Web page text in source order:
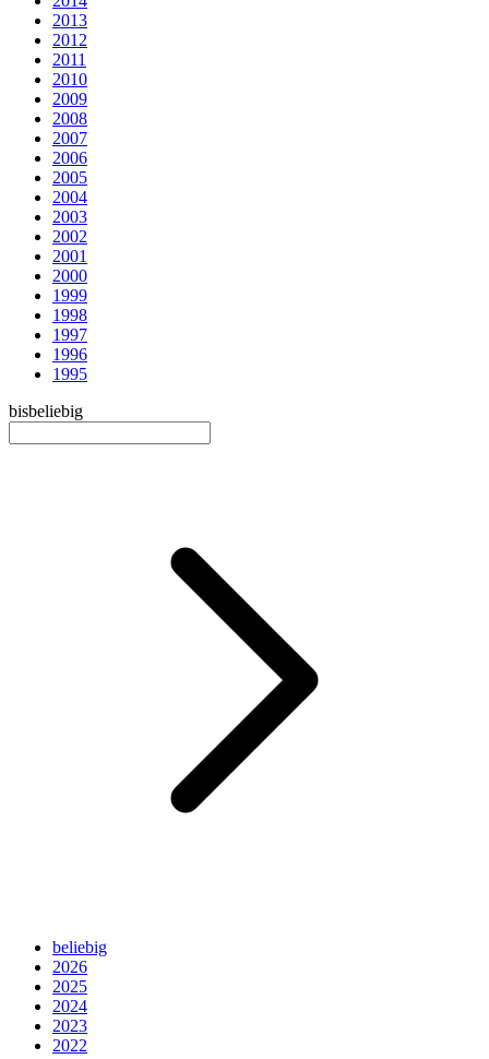
2013
2012
2011
2010
2009
2008
2007
2006
2005
2004
2003
2002
2001
2000
1999
1998
1997
1996
1995
bisbeliebig
beliebig
2026
2025
2024
2023
2022